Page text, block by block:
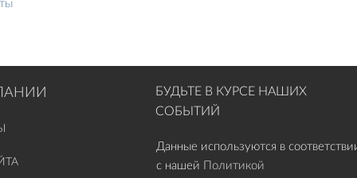
БУДЬТЕ В КУРСЕ НАШИХ
СОБЫТИЙ
Данные используются в
с нашей
Политикой